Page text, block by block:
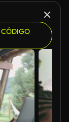
CÓDIGO